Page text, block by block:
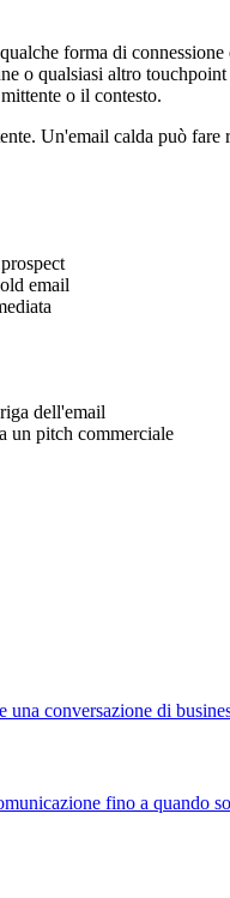
forma di
o qualsiasi altro
o il contesto.
Un'email calda può
email
dell'email
un pitch commerciale
conversazione di
fino a quando